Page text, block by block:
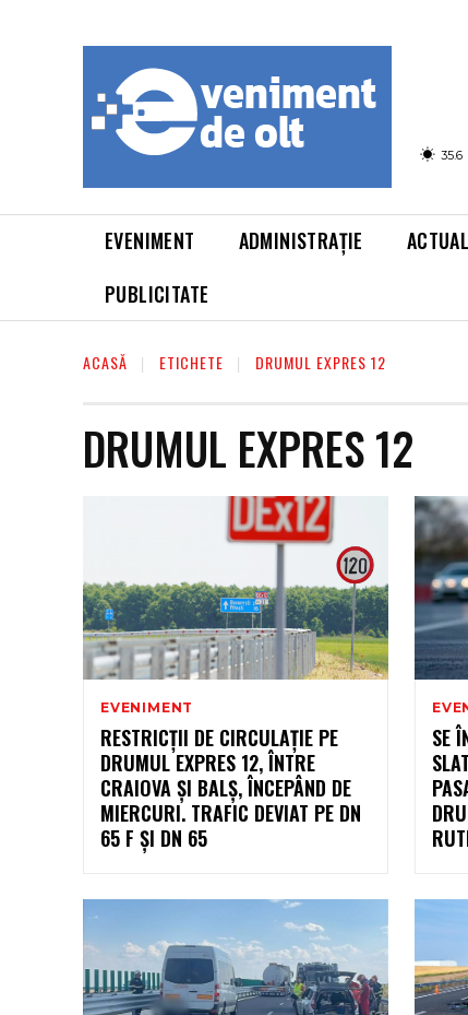
35.6
EVENIMENT ADMINISTRAȚIE
PUBLICITATE
ACASĂ ETICHETE DRUMUL EXPRES 12
DRUMUL EXPRES 12
EVENIMENT
RESTRICȚII DE CIRCULAȚIE PE
DRUMUL EXPRES 12, ÎNTRE
CRAIOVA ȘI BALȘ, ÎNCEPÂND DE
MIERCURI. TRAFIC DEVIAT PE DN
65 F ȘI DN 65
SE